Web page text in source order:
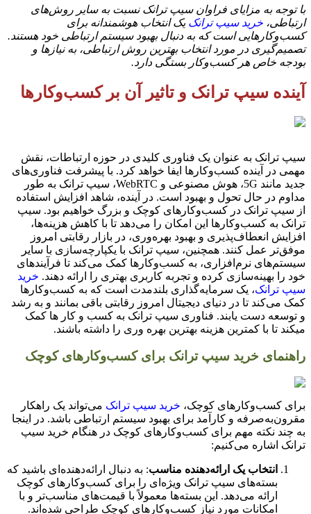
با توجه به مزایای فراوان سیپ ترانک نسبت به سایر روش‌های
ارتباطی، خرید سیپ ترانک یک انتخاب هوشمندانه برای
کسب‌وکارهایی است که به دنبال بهبود سیستم ارتباطی خود هستند.
تصمیم‌گیری در مورد انتخاب بهترین روش ارتباطی، به نیازها و
بودجه خاص هر کسب‌وکار بستگی دارد.
آینده سیپ ترانک و تاثیر آن بر کسب‌وکارها
سیپ ترانک به عنوان یک فناوری کلیدی در حوزه ارتباطات، نقش
مهمی در آینده کسب‌وکارها ایفا خواهد کرد. با پیشرفت فناوری‌های
جدید مانند 5G، هوش مصنوعی و WebRTC، سیپ ترانک به طور
مداوم در حال تحول و بهبود است. در آینده، شاهد افزایش استفاده
از سیپ ترانک در کسب‌وکارهای کوچک و بزرگ خواهیم بود. سیپ
ترانک به کسب‌وکارها این امکان را می‌دهد تا با کاهش هزینه‌ها،
افزایش انعطاف‌پذیری و بهبود بهره‌وری، در بازار رقابتی امروز
موفق‌تر عمل کنند. همچنین، سیپ ترانک با یکپارچه‌سازی با سایر
سیستم‌های نرم‌افزاری، به کسب‌وکارها کمک می‌کند تا فرآیندهای
خود را بهینه‌سازی کرده و تجربه کاربری بهتری را ارائه دهند. خرید
سیپ ترانک، یک سرمایه‌گذاری بلندمدت است که به کسب‌وکارها
کمک می‌کند تا در دنیای دیجیتال امروز رقابتی باقی بمانند و به رشد
و توسعه دست یابند. فناوری سیپ ترانک به کسب و کار ها کمک
میکند تا با کمترین هزینه بهترین بهره وری را داشته باشند.
راهنمای خرید سیپ ترانک برای کسب‌وکارهای کوچک
برای کسب‌وکارهای کوچک، خرید سیپ ترانک می‌تواند یک راهکار
مقرون‌به‌صرفه و کارآمد برای بهبود سیستم ارتباطی باشد. در اینجا
به چند نکته مهم برای کسب‌وکارهای کوچک در هنگام خرید سیپ
ترانک اشاره می‌کنیم:
انتخاب یک ارائه‌دهنده مناسب: به دنبال ارائه‌دهنده‌ای باشید که
بسته‌های سیپ ترانک ویژه‌ای را برای کسب‌وکارهای کوچک
ارائه می‌دهد. این بسته‌ها معمولاً با قیمت‌های مناسب‌تر و با
امکانات مورد نیاز کسب‌وکارهای کوچک طراحی شده‌اند.